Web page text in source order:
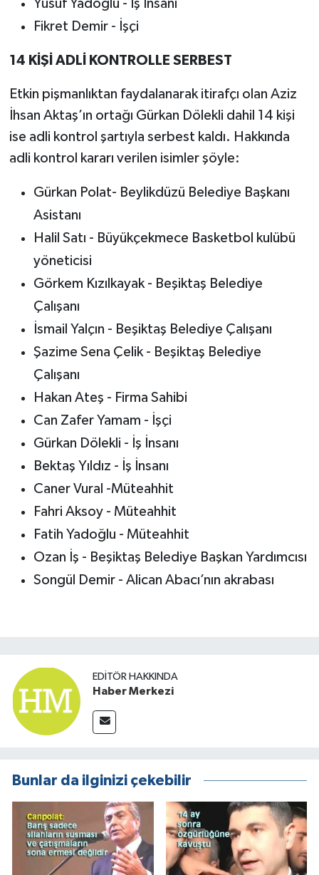
Yusuf Yadoğlu - İş İnsanı
Fikret Demir - İşçi
14 KİŞİ ADLİ KONTROLLE SERBEST
Etkin pişmanlıktan faydalanarak itirafçı olan Aziz
İhsan Aktaş’ın ortağı Gürkan Dölekli dahil 14 kişi
ise adli kontrol şartıyla serbest kaldı. Hakkında
adli kontrol kararı verilen isimler şöyle:
Gürkan Polat- Beylikdüzü Belediye Başkanı
Asistanı
Halil Satı - Büyükçekmece Basketbol kulübü
yöneticisi
Görkem Kızılkayak - Beşiktaş Belediye
Çalışanı
İsmail Yalçın - Beşiktaş Belediye Çalışanı
Şazime Sena Çelik - Beşiktaş Belediye
Çalışanı
Hakan Ateş - Firma Sahibi
Can Zafer Yamam - İşçi
Gürkan Dölekli - İş İnsanı
Bektaş Yıldız - İş İnsanı
Caner Vural -Müteahhit
Fahri Aksoy - Müteahhit
Fatih Yadoğlu - Müteahhit
Ozan İş - Beşiktaş Belediye Başkan Yardımcısı
Songül Demir - Alican Abacı’nın akrabası
EDITÖR HAKKINDA
Haber Merkezi
Bunlar da ilginizi çekebilir